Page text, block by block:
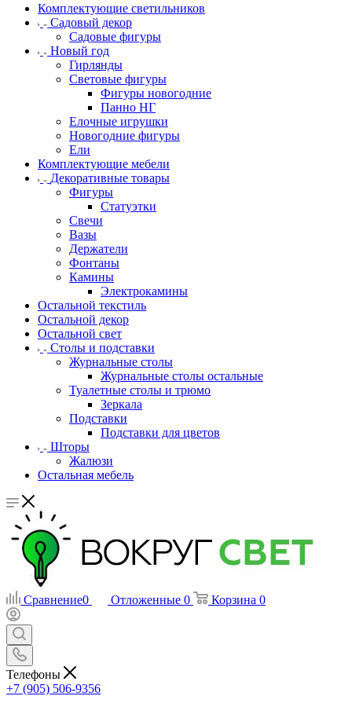
Комплектующие светильников
Садовый декор
Садовые фигуры
Новый год
Гирлянды
Световые фигуры
Фигуры новогодние
Панно НГ
Елочные игрушки
Новогодние фигуры
Ели
Комплектующие мебели
Декоративные товары
Фигуры
Статуэтки
Свечи
Вазы
Держатели
Фонтаны
Камины
Электрокамины
Остальной текстиль
Остальной декор
Остальной свет
Столы и подставки
Журнальные столы
Журнальные столы остальные
Туалетные столы и трюмо
Зеркала
Подставки
Подставки для цветов
Шторы
Жалюзи
Остальная мебель
Сравнение0 Отложенные 0 Корзина 0
Телефоны
+7 (905) 506-9356